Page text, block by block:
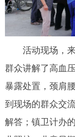
活动现场，
群众讲解了高血
暴露处置，颈肩
到现场的群众交
解答；镇卫计办